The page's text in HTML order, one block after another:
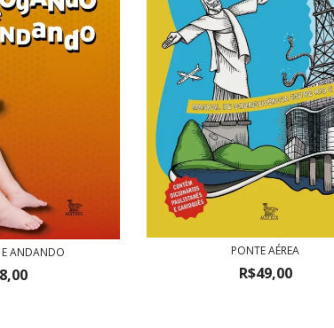
ANDANDO PONTE AÉREA
R$49,00